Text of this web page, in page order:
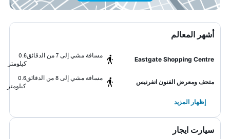
أشهر المعالم
Eastgate Shopping Centre
مسافة مشي إلى 7 من الدقائق
0.6
كيلومتر
متحف ومعرض الفنون انفرنيس
مسافة مشي إلى 8 من الدقائق
0.6
كيلومتر
إظهار المزيد
سيارت ايجار